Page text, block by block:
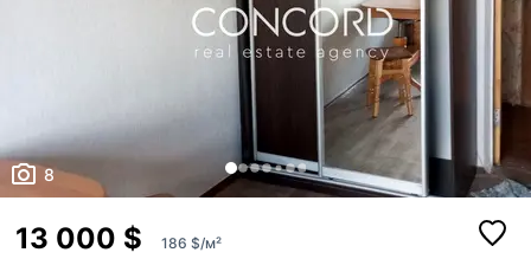
8
13 000 $ 186 $/м²